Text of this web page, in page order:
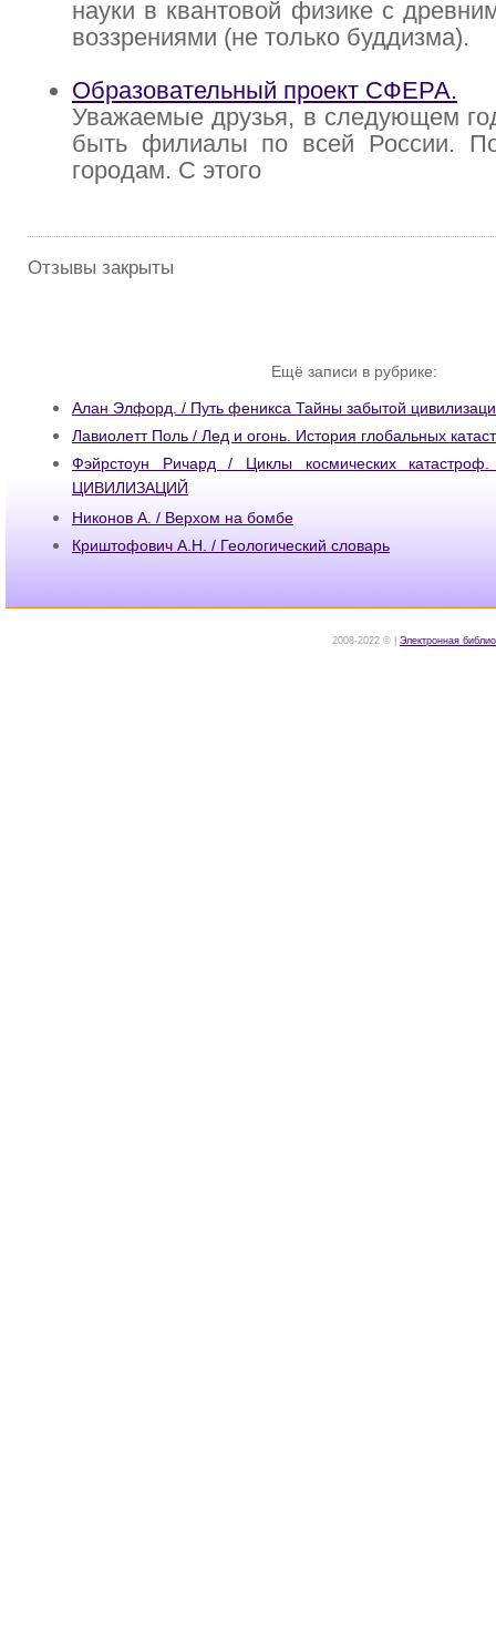
науки в квантовой физике с
воззрениями (не только буддизма).
Образовательный проект СФЕРА.
Уважаемые друзья, в следующем
быть филиалы по всей России.
городам. С этого
Отзывы закрыты
Ещё записи в рубрике:
Алан Элфорд. / Путь феникса Тайны забытой
Лавиолетт Поль / Лед и огонь. История глобальных
Фэйрстоун Ричард / Циклы космических
ЦИВИЛИЗАЦИЙ
Никонов А. / Верхом на бомбе
Криштофович А.Н. / Геологический словарь
2008-2022 © | Электронная